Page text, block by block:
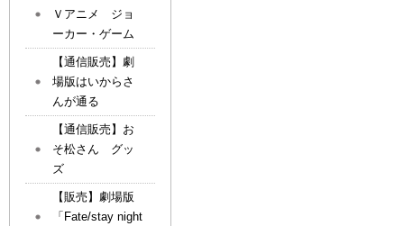
Ｖアニメ ジョ
ーカー・ゲーム
【通信販売】劇
場版はいからさ
んが通る
【通信販売】お
そ松さん グッ
ズ
【販売】劇場版
「Fate/stay night